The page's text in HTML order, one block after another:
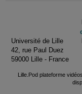
Université de Lille
42, rue Paul Duez
59000 Lille - France
Lille.Pod plateforme